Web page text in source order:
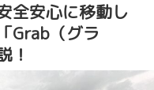
全安心に移動し
Grab（グラ
！